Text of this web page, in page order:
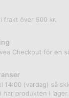
frakt över 500 kr.
Checkout för en
14:00 (vardag) så
produkten i lager.